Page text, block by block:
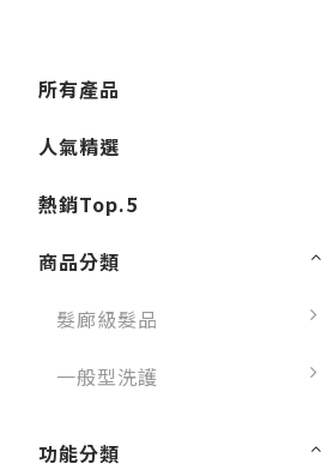
所有產品
人氣精選
熱銷Top.5
商品分類
髮廊級髮品
一般型洗護
功能分類